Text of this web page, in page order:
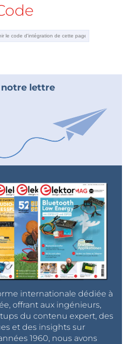
notre lettre
internationale dédiée à
offrant aux ingénieurs,
du contenu expert, des
et des insights sur
1960, nous avons